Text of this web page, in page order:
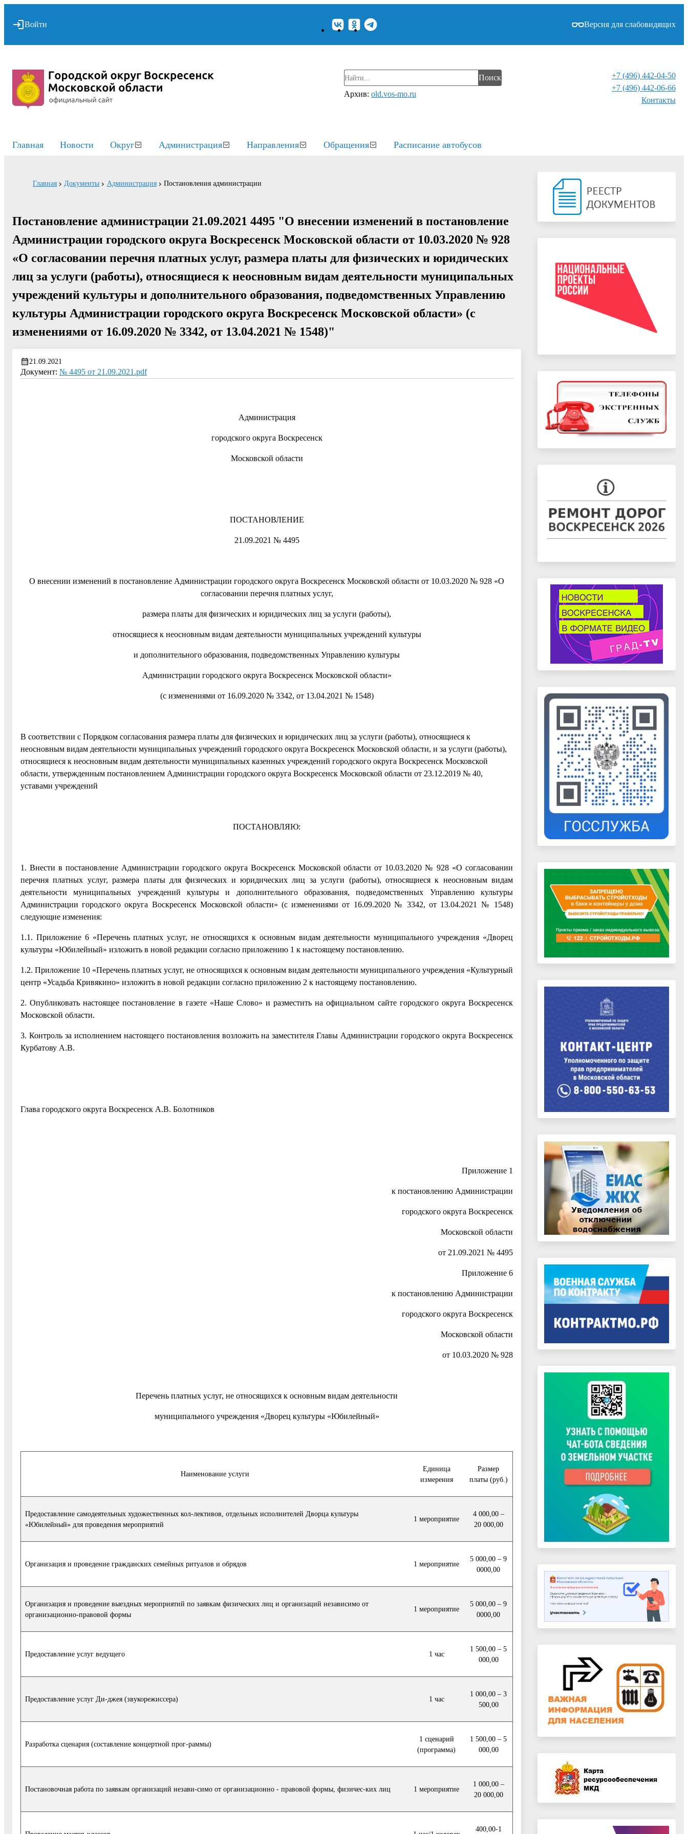
Войти Версия для слабовидящих
Поиск
Архив: old.vos-mo.ru
+7 (496) 442-04-50
+7 (496) 442-06-66
Контакты⁠
Главная Новости Округ Администрация Направления Обращения Расписание автобусов
Главная Документы Администрация Постановления администрации
Постановление администрации 21.09.2021 4495 "О внесении изменений в постановление
Администрации городского округа Воскресенск Московской области от 10.03.2020 № 928
«О согласовании перечня платных услуг, размера платы для физических и юридических
лиц за услуги (работы), относящиеся к неосновным видам деятельности муниципальных
учреждений культуры и дополнительного образования, подведомственных Управлению
культуры Администрации городского округа Воскресенск Московской области» (с
изменениями от 16.09.2020 № 3342, от 13.04.2021 № 1548)"
21.09.2021
Документ: № 4495 от 21.09.2021.pdf
Администрация
городского округа Воскресенск
Московской области
ПОСТАНОВЛЕНИЕ
21.09.2021 № 4495
О внесении изменений в постановление Администрации городского округа Воскресенск Московской области от 10.03.2020 № 928 «О
согласовании перечня платных услуг,
размера платы для физических и юридических лиц за услуги (работы),
относящиеся к неосновным видам деятельности муниципальных учреждений культуры
и дополнительного образования, подведомственных Управлению культуры
Администрации городского округа Воскресенск Московской области»
(с изменениями от 16.09.2020 № 3342, от 13.04.2021 № 1548)
В соответствии с Порядком согласования размера платы для физических и юридических лиц за услуги (работы), относящиеся к
неосновным видам деятельности муниципальных учреждений городского округа Воскресенск Московской области, и за услуги (работы),
относящиеся к неосновным видам деятельности муниципальных казенных учреждений городского округа Воскресенск Московской
области, утвержденным постановлением Администрации городского округа Воскресенск Московской области от 23.12.2019 № 40,
уставами учреждений
ПОСТАНОВЛЯЮ:
1. Внести в постановление Администрации городского округа Воскресенск Московской области от 10.03.2020 № 928 «О согласовании
перечня платных услуг, размера платы для физических и юридических лиц за услуги (работы), относящиеся к неосновным видам
деятельности муниципальных учреждений культуры и дополнительного образования, подведомственных Управлению культуры
Администрации городского округа Воскресенск Московской области» (с изменениями от 16.09.2020 № 3342, от 13.04.2021 № 1548)
следующие изменения:
1.1. Приложение 6 «Перечень платных услуг, не относящихся к основным видам деятельности муниципального учреждения «Дворец
культуры «Юбилейный» изложить в новой редакции согласно приложению 1 к настоящему постановлению.
1.2. Приложение 10 «Перечень платных услуг, не относящихся к основным видам деятельности муниципального учреждения «Культурный
центр «Усадьба Кривякино» изложить в новой редакции согласно приложению 2 к настоящему постановлению.
2. Опубликовать настоящее постановление в газете «Наше Слово» и разместить на официальном сайте городского округа Воскресенск
Московской области.
3. Контроль за исполнением настоящего постановления возложить на заместителя Главы Администрации городского округа Воскресенск
Курбатову А.В.
Глава городского округа Воскресенск А.В. Болотников
Приложение 1
к постановлению Администрации
городского округа Воскресенск
Московской области
от 21.09.2021 № 4495
Приложение 6
к постановлению Администрации
городского округа Воскресенск
Московской области
от 10.03.2020 № 928
Перечень платных услуг, не относящихся к основным видам деятельности
муниципального учреждения «Дворец культуры «Юбилейный»
Наименование услуги
Единица
измерения
Размер
платы (руб.)
Предоставление самодеятельных художественных кол-лективов, отдельных исполнителей Дворца культуры
«Юбилейный» для проведения мероприятий
1 мероприятие
4 000,00 –
20 000,00
Организация и проведение гражданских семейных ритуалов и обрядов 1 мероприятие
5 000,00 – 9
0000,00
Организация и проведение выездных мероприятий по заявкам физических лиц и организаций независимо от
организационно-правовой формы
1 мероприятие
5 000,00 – 9
0000,00
Предоставление услуг ведущего 1 час
1 500,00 – 5
000,00
Предоставление услуг Ди-джея (звукорежиссера) 1 час
1 000,00 – 3
500,00
Разработка сценария (составление концертной прог-раммы)
1 сценарий
(программа)
1 500,00 – 5
000,00
Постановочная работа по заявкам организаций незави-симо от организационно - правовой формы, физичес-ких лиц 1 мероприятие
1 000,00 –
20 000,00
400,00-1